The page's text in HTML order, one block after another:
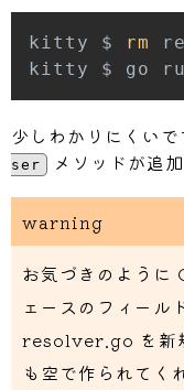
kitty $ rm
少しわかりにくいで
ser
メソッドが追
warning
お気づきのよう
ェースのフィール
resolver.go を新
も空で作られてく